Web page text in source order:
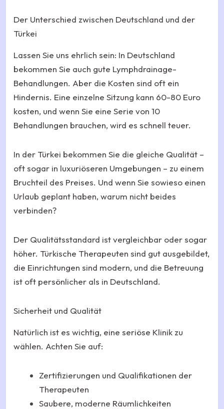
Der Unterschied zwischen Deutschland und der
Türkei
Lassen Sie uns ehrlich sein: In Deutschland
bekommen Sie auch gute Lymphdrainage-
Behandlungen. Aber die Kosten sind oft ein
Hindernis. Eine einzelne Sitzung kann 60-80 Euro
kosten, und wenn Sie eine Serie von 10
Behandlungen brauchen, wird es schnell teuer.
In der Türkei bekommen Sie die gleiche Qualität –
oft sogar in luxuriöseren Umgebungen – zu einem
Bruchteil des Preises. Und wenn Sie sowieso einen
Urlaub geplant haben, warum nicht beides
verbinden?
Der Qualitätsstandard ist vergleichbar oder sogar
höher. Türkische Therapeuten sind gut ausgebildet,
die Einrichtungen sind modern, und die Betreuung
ist oft persönlicher als in Deutschland.
Sicherheit und Qualität
Natürlich ist es wichtig, eine seriöse Klinik zu
wählen. Achten Sie auf:
Zertifizierungen und Qualifikationen der
Therapeuten
Saubere, moderne Räumlichkeiten